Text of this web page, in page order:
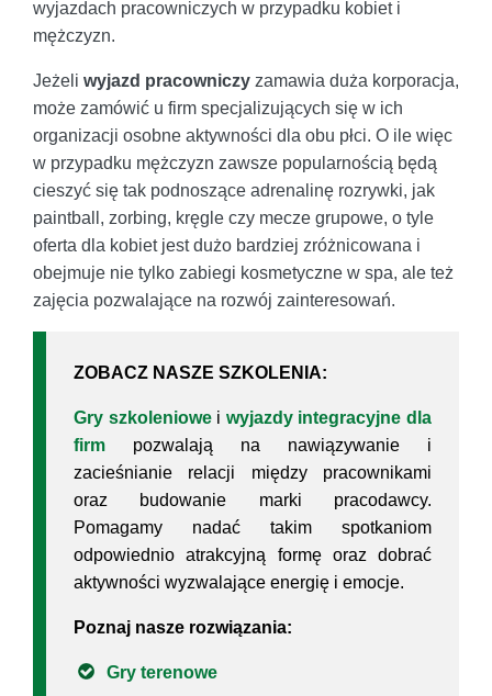
wyjazdach pracowniczych w przypadku kobiet i
mężczyzn.
Jeżeli wyjazd pracowniczy zamawia duża korporacja,
może zamówić u firm specjalizujących się w ich
organizacji osobne aktywności dla obu płci. O ile więc
w przypadku mężczyzn zawsze popularnością będą
cieszyć się tak podnoszące adrenalinę rozrywki, jak
paintball, zorbing, kręgle czy mecze grupowe, o tyle
oferta dla kobiet jest dużo bardziej zróżnicowana i
obejmuje nie tylko zabiegi kosmetyczne w spa, ale też
zajęcia pozwalające na rozwój zainteresowań.
ZOBACZ NASZE SZKOLENIA:
Gry szkoleniowei wyjazdy integracyjne dla
firm pozwalają na nawiązywanie i
zacieśnianie relacji między pracownikami
oraz budowanie marki pracodawcy.
Pomagamy nadać takim spotkaniom
odpowiednio atrakcyjną formę oraz dobrać
aktywności wyzwalające energię i emocje.
Poznaj nasze rozwiązania:
Gry terenowe